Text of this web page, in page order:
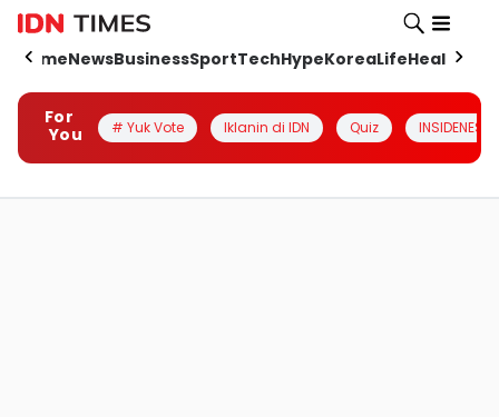
HomeNewsBusinessSportTechHypeKoreaLifeHealth
For
You
# Yuk Vote Iklanin di IDN Quiz INSIDENESIA